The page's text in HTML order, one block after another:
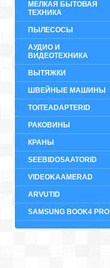
МЕЛКАЯ БЫТОВАЯ
ТЕХНИКА
ПЫЛЕСОСЫ
АУДИО И
ВИДЕОТЕХНИКА
ВЫТЯЖКИ
ШВЕЙНЫЕ МАШИНЫ
TOITEADAPTERID
РАКОВИНЫ
КРАНЫ
SEEBIDOSAATORID
VIDEOKAAMERAD
ARVUTID
SAMSUNG BOOK4 PRO